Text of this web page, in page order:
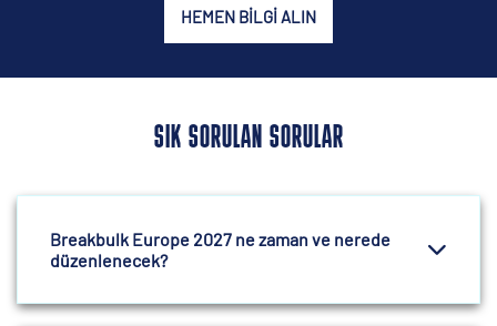
HEMEN BILGI ALIN
SIK SORULAN SORULAR
Breakbulk Europe 2027 ne zaman ve nerede
düzenlenecek?